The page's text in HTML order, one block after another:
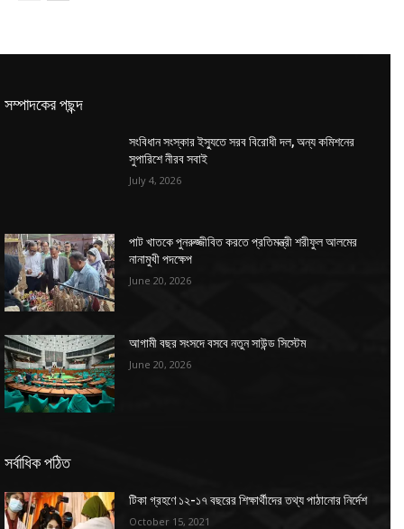
সম্পাদকের পছন্দ
সংবিধান সংস্কার ইস্যুতে সরব বিরোধী দল, অন্য কমিশনের
সুপারিশে নীরব সবাই
July 4, 2026
পাট খাতকে পুনরুজ্জীবিত করতে প্রতিমন্ত্রী শরীফুল আলমের
নানামুখী পদক্ষেপ
June 20, 2026
আগামী বছর সংসদে বসবে নতুন সাউন্ড সিস্টেম
June 20, 2026
সর্বাধিক পঠিত
টিকা গ্রহণে ১২-১৭ বছরের শিক্ষার্থীদের তথ্য পাঠানোর নির্দেশ
October 15, 2021